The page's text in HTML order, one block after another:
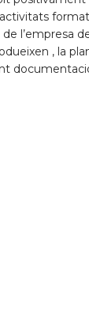
l’empresa
, la